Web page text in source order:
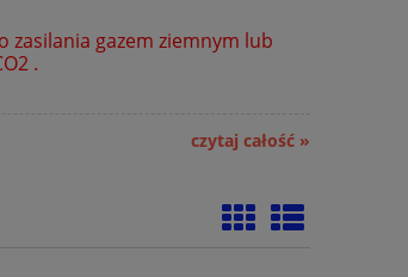
Kocioł
zasilania gazem ziemnym lub
.
czytaj całość »